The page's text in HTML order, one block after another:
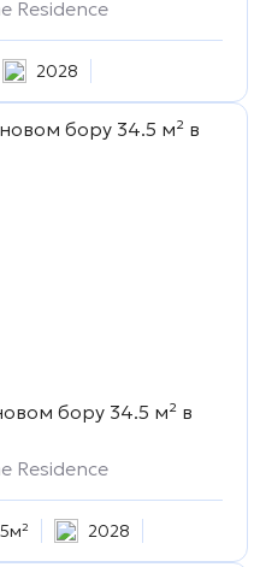
Residence
2028
бору 34.5 м² в
Residence
2028